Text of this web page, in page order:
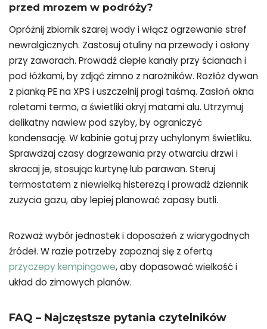
przed mrozem w podróży?
Opróżnij zbiornik szarej wody i włącz ogrzewanie stref
newralgicznych. Zastosuj otuliny na przewody i osłony
przy zaworach. Prowadź ciepłe kanały przy ścianach i
pod łóżkami, by zdjąć zimno z narożników. Rozłóż dywan
z pianką PE na XPS i uszczelnij progi taśmą. Zasłoń okna
roletami termo, a świetliki okryj matami alu. Utrzymuj
delikatny nawiew pod szyby, by ograniczyć
kondensację. W kabinie gotuj przy uchylonym świetliku.
Sprawdzaj czasy dogrzewania przy otwarciu drzwi i
skracaj je, stosując kurtynę lub parawan. Steruj
termostatem z niewielką histerezą i prowadź dziennik
zużycia gazu, aby lepiej planować zapasy butli.
Rozważ wybór jednostek i doposażeń z wiarygodnych
źródeł. W razie potrzeby zapoznaj się z ofertą
przyczepy kempingowe, aby dopasować wielkość i
układ do zimowych planów.
FAQ – Najczęstsze pytania czytelników